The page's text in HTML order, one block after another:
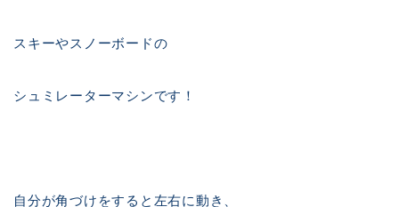
スキーやスノーボードの
シュミレーターマシンです！
自分が角づけをすると左右に動き、